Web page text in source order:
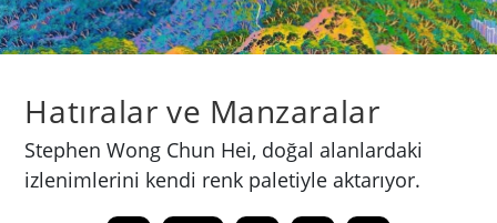
Hatıralar ve Manzaralar
Stephen Wong Chun Hei, doğal alanlardaki
izlenimlerini kendi renk paletiyle aktarıyor.